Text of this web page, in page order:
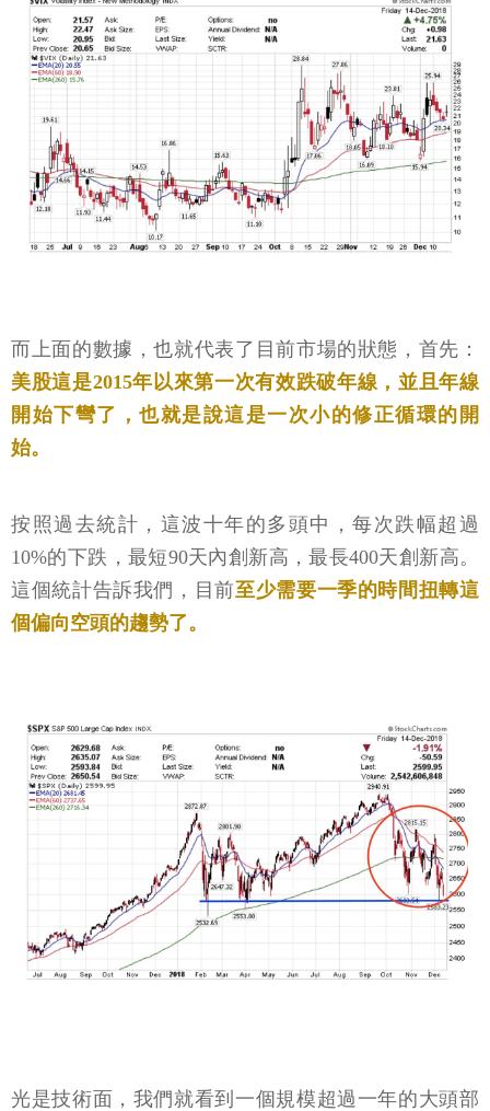
而上面的數據，也就代表了目前市場的狀態，首先：
美股這是2015年以來第一次有效跌破年線，並且年線
開始下彎了，也就是說這是一次小的修正循環的開
始。
按照過去統計，這波十年的多頭中，每次跌幅超過
10%的下跌，最短90天內創新高，最長400天創新高。
這個統計告訴我們，目前至少需要一季的時間扭轉這
個偏向空頭的趨勢了。
光是技術面，我們就看到一個規模超過一年的大頭部